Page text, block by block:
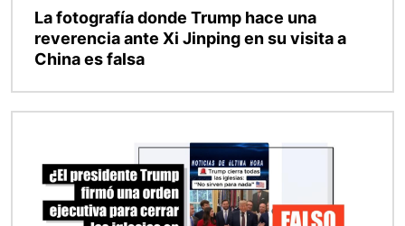
La fotografía donde Trump hace una
reverencia ante Xi Jinping en su visita a
China es falsa